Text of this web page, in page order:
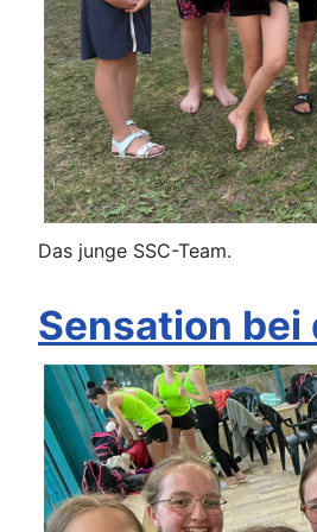
Das junge SSC-Team.
Sensation